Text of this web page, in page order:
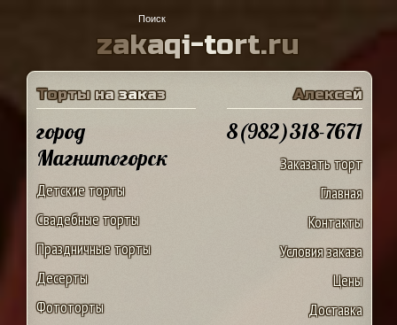
zakaqi-tort.ru
Торты на заказ
город
Магнитогорск
Детские торты
Свадебные торты
Праздничные торты
Десерты
Фототорты
Алексей
8(982)318-7671
Заказать торт
Главная
Контакты
Условия заказа
Цены
Доставка